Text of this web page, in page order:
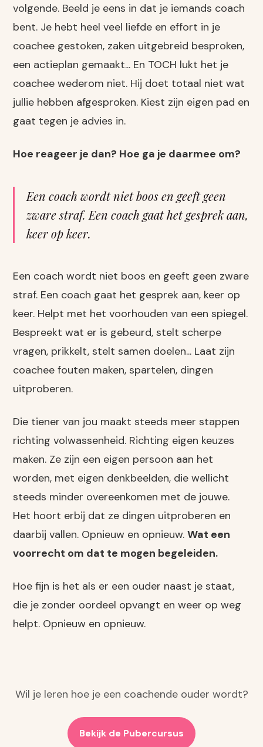
volgende. Beeld je eens in dat je iemands coach
bent. Je hebt heel veel liefde en effort in je
coachee gestoken, zaken uitgebreid besproken,
een actieplan gemaakt... En TOCH lukt het je
coachee wederom niet. Hij doet totaal niet wat
jullie hebben afgesproken. Kiest zijn eigen pad en
gaat tegen je advies in.
Hoe reageer je dan? Hoe ga je daarmee om?
Een coach wordt niet boos en geeft geen
zware straf. Een coach gaat het gesprek aan,
keer op keer.
Een coach wordt niet boos en geeft geen zware
straf. Een coach gaat het gesprek aan, keer op
keer. Helpt met het voorhouden van een spiegel.
Bespreekt wat er is gebeurd, stelt scherpe
vragen, prikkelt, stelt samen doelen... Laat zijn
coachee fouten maken, spartelen, dingen
uitproberen.
Die tiener van jou maakt steeds meer stappen
richting volwassenheid. Richting eigen keuzes
maken. Ze zijn een eigen persoon aan het
worden, met eigen denkbeelden, die wellicht
steeds minder overeenkomen met de jouwe.
Het hoort erbij dat ze dingen uitproberen en
daarbij vallen. Opnieuw en opnieuw.Wat een
voorrecht om dat te mogen begeleiden.
Hoe fijn is het als er een ouder naast je staat,
die je zonder oordeel opvangt en weer op weg
helpt. Opnieuw en opnieuw.
Wil je leren hoe je een coachende ouder wordt?
Bekijk de Pubercursus